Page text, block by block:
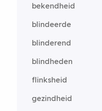
bekendheid
blindeerde
blinderend
blindheden
flinksheid
gezindheid